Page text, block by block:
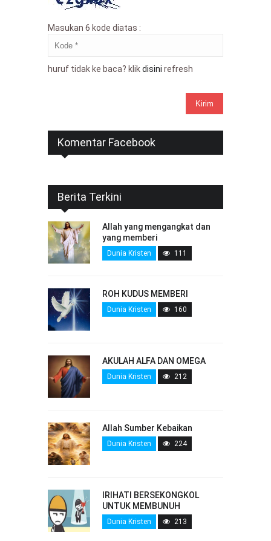
Masukan 6 kode diatas :
huruf tidak ke baca? klikdisini refresh
Komentar Facebook
Berita Terkini
Allah yang mengangkat dan
yang memberi
Dunia Kristen 111
ROH KUDUS MEMBERI
Dunia Kristen 160
AKULAH ALFA DAN OMEGA
Dunia Kristen 212
Allah Sumber Kebaikan
Dunia Kristen 224
IRIHATI BERSEKONGKOL
UNTUK MEMBUNUH
Dunia Kristen 213